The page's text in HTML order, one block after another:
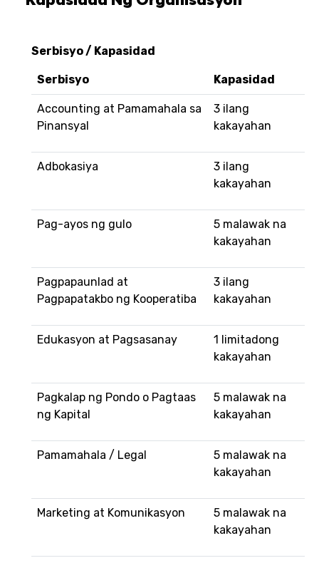
Serbisyo / Kapasidad
Serbisyo Kapasidad
Accounting at Pamamahala sa
Pinansyal
3 ilang
kakayahan
Adbokasiya
3 ilang
kakayahan
Pag-ayos ng gulo
5 malawak na
kakayahan
Pagpapaunlad at
Pagpapatakbo ng Kooperatiba
3 ilang
kakayahan
Edukasyon at Pagsasanay
1 limitadong
kakayahan
Pagkalap ng Pondo o Pagtaas
ng Kapital
5 malawak na
kakayahan
Pamamahala / Legal
5 malawak na
kakayahan
Marketing at Komunikasyon
5 malawak na
kakayahan